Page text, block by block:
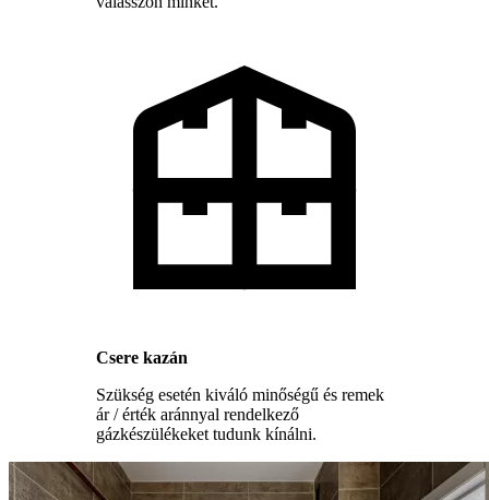
Csere kazán
Szükség esetén kiváló minőségű és remek
ár / érték aránnyal rendelkező
gázkészülékeket tudunk kínálni.